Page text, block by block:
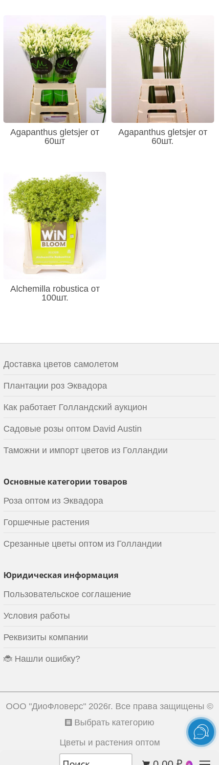
Agapanthus gletsjer от
60шт
Agapanthus gletsjer от
60шт.
Alchemilla robustica от
100шт.
Доставка цветов самолетом
Плантации роз Эквадора
Как работает Голландский аукцион
Садовые розы оптом David Austin
Таможни и импорт цветов из Голландии
Основные категории товаров
Роза оптом из Эквадора
Горшечные растения
Срезанные цветы оптом из Голландии
Юридическая информация
Пользовательское соглашение
Условия работы
Реквизиты компании
🐞 Нашли ошибку?
ООО "ДиоФловерс" 2026г. Все права защищены ©
Выбрать категорию
Цветы и растения оптом